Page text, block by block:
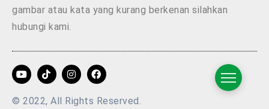
gambar atau kata yang kurang berkenan silahkan
hubungi kami.
© 2022, All Rights Reserved.